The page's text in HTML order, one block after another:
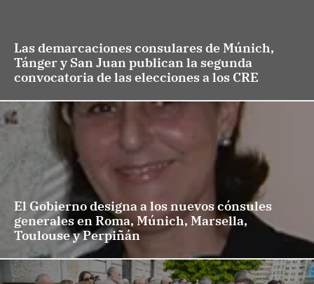
Las demarcaciones consulares de Múnich,
Tánger y San Juan publican la segunda
convocatoria de las elecciones a los CRE
El Gobierno designa a los nuevos cónsules
generales en Roma, Múnich, Marsella,
Toulouse y Perpiñán